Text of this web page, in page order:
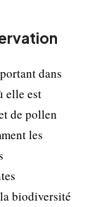
dans
elle est
de pollen
les
biodiversité